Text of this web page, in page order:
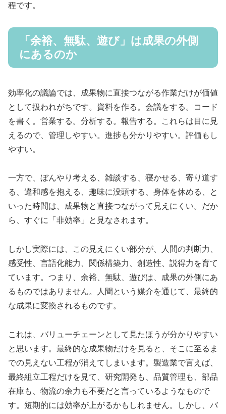
程です。
「余裕、無駄、遊び」は成果の外側
にあるのか
効率化の議論では、成果物に直接つながる作業だけが価値
として扱われがちです。資料を作る。会議をする。コード
を書く。営業する。分析する。報告する。これらは目に見
えるので、管理しやすい。進捗も分かりやすい。評価もし
やすい。
一方で、ぼんやり考える、雑談する、寝かせる、寄り道す
る、違和感を抱える、趣味に没頭する、身体を休める、と
いった時間は、成果物と直接つながって見えにくい。だか
ら、すぐに「非効率」と見なされます。
しかし実際には、この見えにくい部分が、人間の判断力、
感受性、言語化能力、関係構築力、創造性、説得力を育て
ています。つまり、余裕、無駄、遊びは、成果の外側にあ
るものではありません。人間という媒介を通じて、最終的
な成果に変換されるものです。
これは、バリューチェーンとして見たほうが分かりやすい
と思います。最終的な成果物だけを見ると、そこに至るま
での見えない工程が消えてしまいます。製造業で言えば、
最終組立工程だけを見て、研究開発も、品質管理も、部品
在庫も、物流の余力も不要だと言っているようなもので
す。短期的には効率が上がるかもしれません。しかし、バ